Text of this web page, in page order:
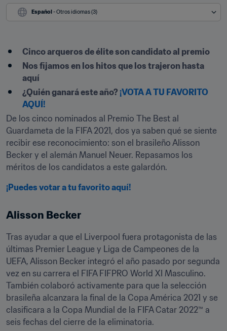
Español - Otros idiomas (3)
Cinco arqueros de élite son candidato al premio
Nos fijamos en los hitos que los trajeron hasta
aquí
¿Quién ganará este año? ¡VOTA A TU FAVORITO
AQUÍ!
De los cinco nominados al Premio The Best al
Guardameta de la FIFA 2021, dos ya saben qué se siente
recibir ese reconocimiento: son el brasileño Alisson
Becker y el alemán Manuel Neuer. Repasamos los
méritos de los candidatos a este galardón.
¡Puedes votar a tu favorito aquí!
Alisson Becker
Tras ayudar a que el Liverpool fuera protagonista de las
últimas Premier League y Liga de Campeones de la
UEFA, Alisson Becker integró el año pasado por segunda
vez en su carrera el FIFA FIFPRO World XI Masculino.
También colaboró activamente para que la selección
brasileña alcanzara la final de la Copa América 2021 y se
clasificara a la Copa Mundial de la FIFA Catar 2022™ a
seis fechas del cierre de la eliminatoria.